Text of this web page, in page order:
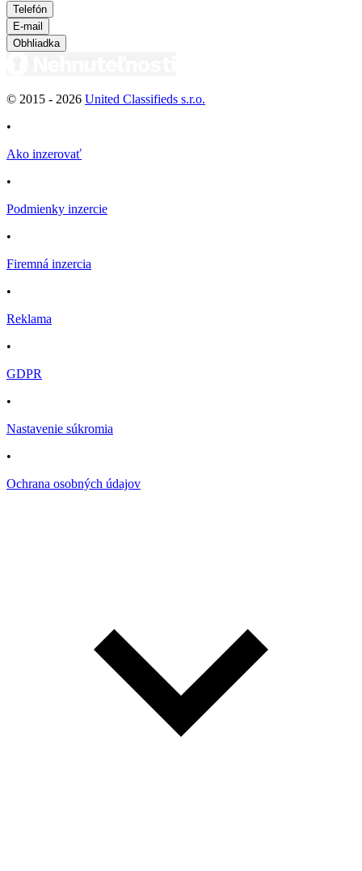
Telefón
E-mail
Obhliadka
© 2015 - 2026 United Classifieds s.r.o.
•
Ako inzerovať
•
Podmienky inzercie
•
Firemná inzercia
•
Reklama
•
GDPR
•
Nastavenie súkromia
•
Ochrana osobných údajov